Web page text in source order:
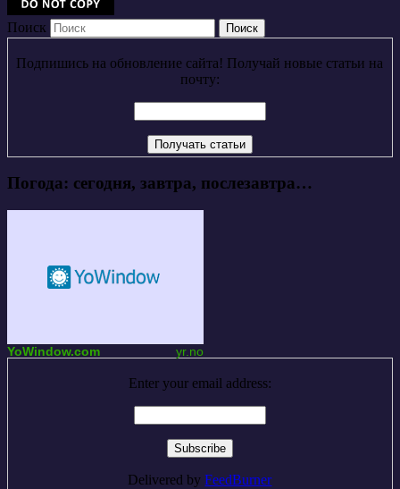
Поиск
Подпишись на обновление сайта! Получай новые статьи на
почту:
Погода: сегодня, завтра, послезавтра…
YoWindow.com yr.no
Enter your email address:
Delivered byFeedBurner